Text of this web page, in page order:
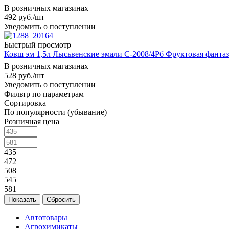
В розничных магазинах
492 руб./шт
Уведомить о поступлении
Быстрый просмотр
Ковш эм 1,5л Лысьвенские эмали С-2008/4Рб Фруктовая
В розничных магазинах
528 руб./шт
Уведомить о поступлении
Фильтр по параметрам
Сортировка
По популярности (убывание)
Розничная цена
435
472
508
545
581
Сбросить
Автотовары
Агрохимикаты